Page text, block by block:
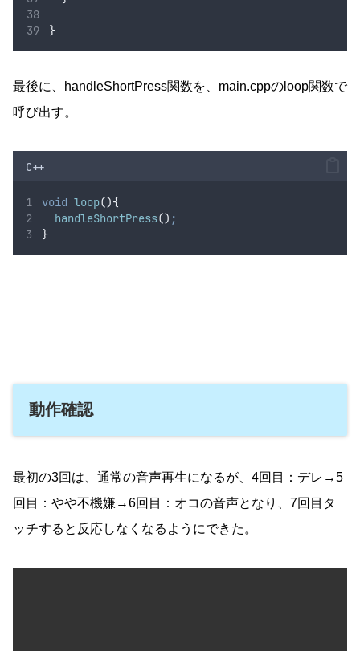
}
最後に、handleShortPress関数を、main.cppのloop関数で
呼び出す。
C++
void loop(){
handleShortPress() ;
}
動作確認
最初の3回は、通常の音声再生になるが、4回目：デレ→5
回目：やや不機嫌→6回目：オコの音声となり、7回目タ
ッチすると反応しなくなるようにできた。